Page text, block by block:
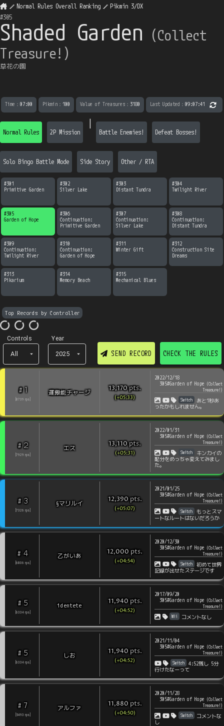
Normal Rules Overall Ranking
Pikmin 3/DX
#305
Shaded Garden （Collect
Treasure! ）
草花の園
Time ： 07:00 Pikmin ： 100 Value of Treasures ： 3180 Last Updated ： 09:07:41
Normal Rules 2P Mission Battle Enemies! Defeat Bosses!
Solo Bingo Battle Mode Side Story Other / RTA
#301
Primitive Garden
#302
Silver Lake
#303
Distant Tundra
#304
Twilight River
#305
Garden of Hope
#306
Continuation:
Primitive Garden
#307
Continuation:
Silver Lake
#308
Continuation:
Distant Tundra
#309
Continuation:
Twilight River
#310
Continuation:
Garden of Hope
#311
Winter Gift
#312
Construction Site
Dreams
#313
Pikarium
#314
Memory Beach
#315
Mechanical Blues
Top Records by Controller
Controls
All
Year
2025 SEND RECORD CHECK THE RULES
# 1
8739 rps
運搬能チャージ 13,170pts.
(+05:33)
2022/12/18
305#Garden of Hope (Collect
Treasure!)
Switch
あと1秒あ
ったかもしれません。
# 2
7929 rps
エス 13,110pts.
(+05:31)
2022/01/31
305#Garden of Hope (Collect
Treasure!)
Switch
キンカイの
配分をめっちゃ変えてみまし
た。
# 3
7326 rps
§マリルイ 12,390 pts.
(+05:07)
2021/01/25
305#Garden of Hope (Collect
Treasure!)
Switch
もっとスマ
ートなルートはないだろうか
# 4
6806 rps
乙がいあ 12,000 pts.
(+04:54)
2020/12/30
305#Garden of Hope (Collect
Treasure!)
Switch
初めて世界
記録が出せたステージです
# 5
6334 rps
identete 11,940 pts.
(+04:52)
2017/09/20
305#Garden of Hope (Collect
Treasure!)
Wii
コメントなし
# 5
6334 rps
しお 11,940 pts.
(+04:52)
2021/11/04
305#Garden of Hope (Collect
Treasure!)
Switch
4:52残し 5分
行けたなーって
# 7
5493 rps
アルファ 11,880 pts.
(+04:50)
2020/11/28
305#Garden of Hope (Collect
Treasure!)
Switch
コメントな
し